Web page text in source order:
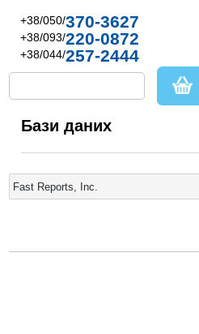
+38/050/370-3627
+38/093/220-0872
+38/044/257-2444
Бази даних